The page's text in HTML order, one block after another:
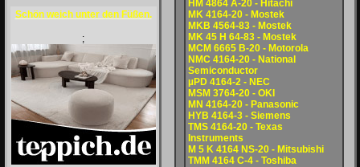
Schön weich unter den Füßen.
;
HM 4864 A-20 - Hitachi
MK 4164-20 - Mostek
MKB 4564-83 - Mostek
MK 45 H 64-83 - Mostek
MCM 6665 B-20 - Motorola
NMC 4164-20 - National
Semiconductor
µPD 4164-2 - NEC
MSM 3764-20 - OKI
MN 4164-20 - Panasonic
HYB 4164-3 - Siemens
TMS 4164-20 - Texas
Instruments
M 5 K 4164 NS-20 - Mitsubishi
TMM 4164 C-4 - Toshiba